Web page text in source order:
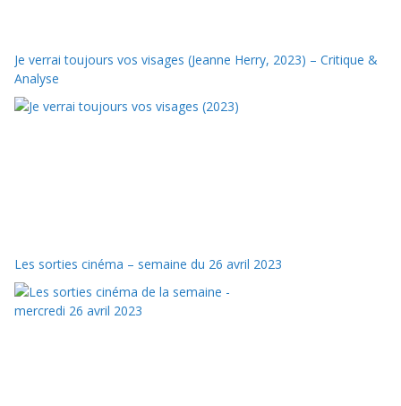
Je verrai toujours vos visages (Jeanne Herry, 2023) – Critique &
Analyse
Les sorties cinéma – semaine du 26 avril 2023